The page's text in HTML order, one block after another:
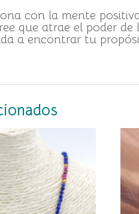
con la mente
que atrae el poder
a encontrar tu